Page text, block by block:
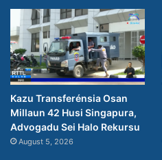
Kazu Transferénsia Osan
Millaun 42 Husi Singapura,
Advogadu Sei Halo Rekursu
August 5, 2026